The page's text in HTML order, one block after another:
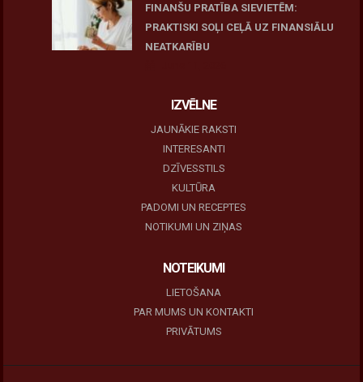
FINANŠU PRATĪBA SIEVIETĒM:
PRAKTISKI SOĻI CEĻĀ UZ FINANSIĀLU
NEATKARĪBU
IZVĒLNE
JAUNĀKIE RAKSTI
INTERESANTI
DZĪVESSTILS
KULTŪRA
PADOMI UN RECEPTES
NOTIKUMI UN ZIŅAS
NOTEIKUMI
LIETOŠANA
PAR MUMS UN KONTAKTI
PRIVĀTUMS